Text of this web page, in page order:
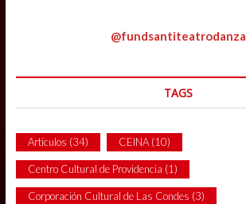
@fundsantiteatrodanza
TAGS
Artículos (34) CEINA(10)
Centro Cultural de Providencia (1)
Corporación Cultural de Las Condes (3)